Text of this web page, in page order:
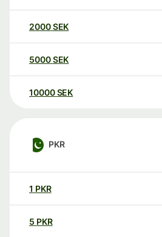
2000SEK
5000SEK
10000 SEK
PKR
1 PKR
5 PKR